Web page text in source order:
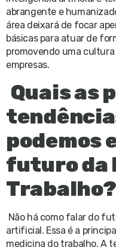
abrangente e
área deixará de focar
básicas para atuar de
promovendo uma
empresas.
Quais as
podemos
futuro da
Trabalho?
Não há como falar do
artificial. Essa é a
medicina do trabalho. A